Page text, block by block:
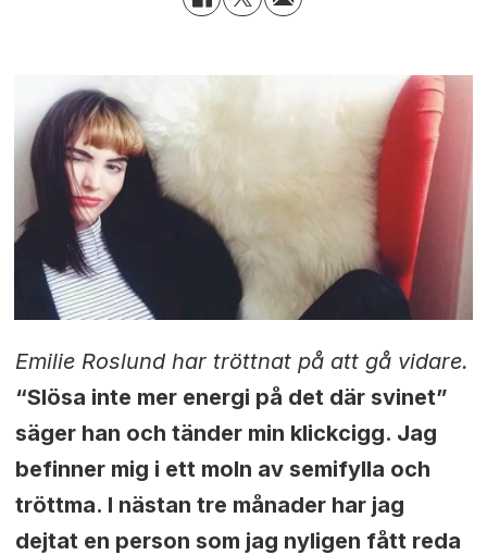
Emilie Roslund har tröttnat på att gå vidare.
“Slösa inte mer energi på det där svinet”
säger han och tänder min klickcigg. Jag
befinner mig i ett moln av semifylla och
tröttma. I nästan tre månader har jag
dejtat en person som jag nyligen fått reda